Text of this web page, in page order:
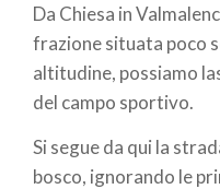
Da Chiesa in
frazione situata poco
altitudine, possiamo
del campo sportivo.
Si segue da qui la
bosco, ignorando le